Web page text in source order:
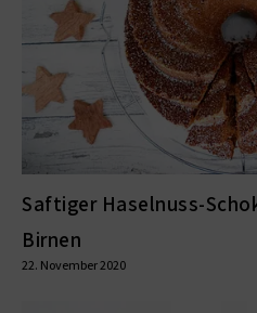
Saftiger Haselnuss-
Birnen
22. November 2020